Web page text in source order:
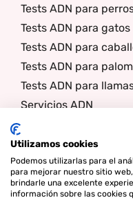
Tests ADN para
Tests ADN para gatos
Tests ADN para
Tests ADN para
Tests ADN para
Servicios ADN
Sobre nosotros
Noticias
Contacto
Utilizamos cookies
Podemos utilizarlas para el
para mejorar nuestro sitio
brindarle una excelente
información sobre las cookies